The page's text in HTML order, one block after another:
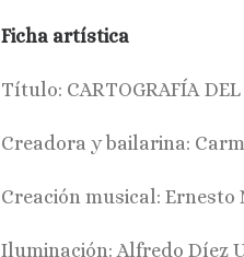
Ficha artística
Título: CARTOGRAFÍA
Creadora y bailarina:
Creación musical: Ernesto
Iluminación: Alfredo Díez